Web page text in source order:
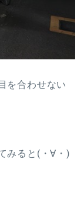
を合わせない
みると(・∀・)